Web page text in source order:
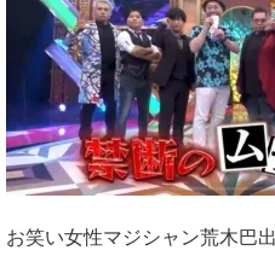
お笑い女性マジシャン荒木巴出